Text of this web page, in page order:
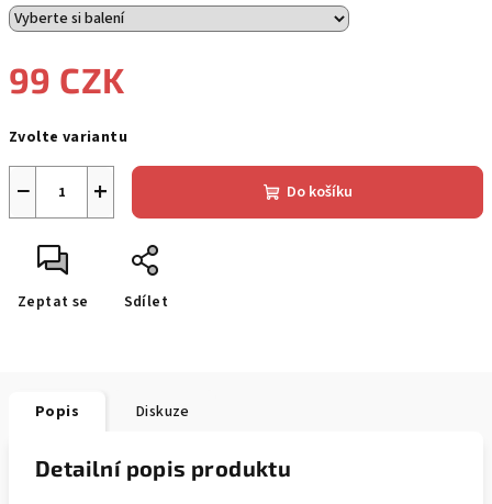
99 CZK
cena:
Zvolte variantu
+
− Do košíku
Zeptat se Sdílet
Popis Diskuze
Detailní popis produktu